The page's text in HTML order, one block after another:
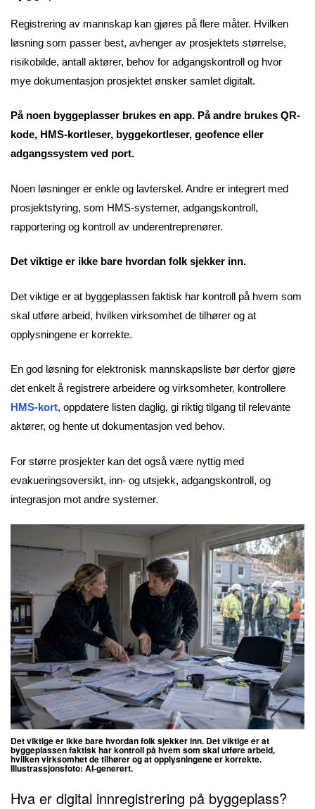
Registrering av mannskap kan gjøres på flere måter. Hvilken
løsning som passer best, avhenger av prosjektets størrelse,
risikobilde, antall aktører, behov for adgangskontroll og hvor
mye dokumentasjon prosjektet ønsker samlet digitalt.
På noen byggeplasser brukes en app. På andre brukes QR-
kode, HMS-kortleser, byggekortleser, geofence eller
adgangssystem ved port.
Noen løsninger er enkle og lavterskel. Andre er integrert med
prosjektstyring, som HMS-systemer, adgangskontroll,
rapportering og kontroll av underentreprenører.
Det viktige er ikke bare hvordan folk sjekker inn.
Det viktige er at byggeplassen faktisk har kontroll på hvem som
skal utføre arbeid, hvilken virksomhet de tilhører og at
opplysningene er korrekte.
En god løsning for elektronisk mannskapsliste bør derfor gjøre
det enkelt å registrere arbeidere og virksomheter, kontrollere
HMS-kort, oppdatere listen daglig, gi riktig tilgang til relevante
aktører, og hente ut dokumentasjon ved behov.
For større prosjekter kan det også være nyttig med
evakueringsoversikt, inn- og utsjekk, adgangskontroll, og
integrasjon mot andre systemer.
Det viktige er ikke bare hvordan folk sjekker inn. Det viktige er at
byggeplassen faktisk har kontroll på hvem som skal utføre arbeid,
hvilken virksomhet de tilhører og at opplysningene er korrekte.
Illustrassjonsfoto: AI-generert.
Hva er digital innregistrering på byggeplass?